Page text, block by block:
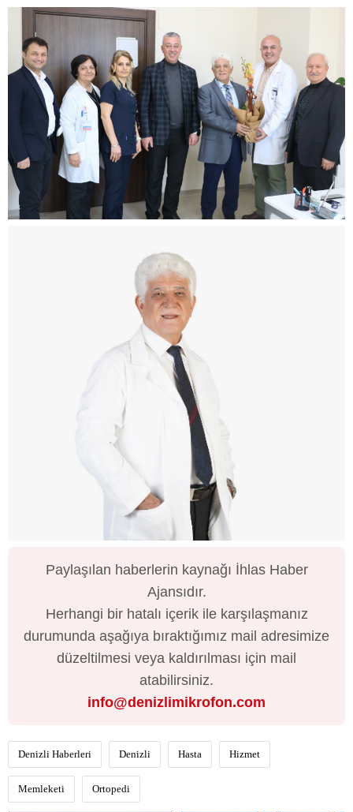
Paylaşılan haberlerin kaynağı İhlas Haber
Ajansıdır.
Herhangi bir hatalı içerik ile karşılaşmanız
durumunda aşağıya bıraktığımız mail adresimize
düzeltilmesi veya kaldırılması için mail
atabilirsiniz.
info@denizlimikrofon.com
Denizli Haberleri Denizli Hasta Hizmet
Memleketi Ortopedi